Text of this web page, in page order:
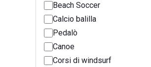
Beach Soccer
Calcio balilla
Pedalò
Canoe
Corsi di windsurf